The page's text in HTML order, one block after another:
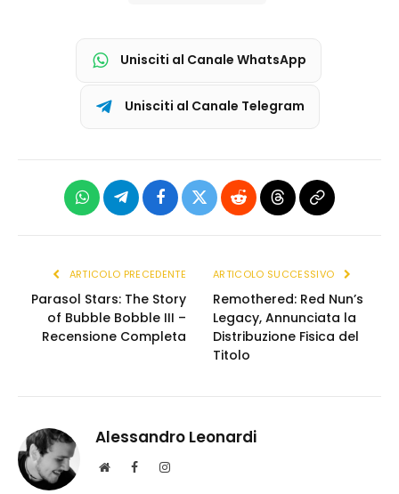
Unisciti al Canale WhatsApp
Unisciti al Canale Telegram
WhatsAppTelegramFacebook
X
Reddit ThreadsCopia
ARTICOLO PRECEDENTE
Parasol Stars: The Story
of Bubble Bobble III –
Recensione Completa
ARTICOLO SUCCESSIVO
Remothered: Red Nun’s
Legacy, Annunciata la
Distribuzione Fisica del
Titolo
Alessandro Leonardi
S
F
I